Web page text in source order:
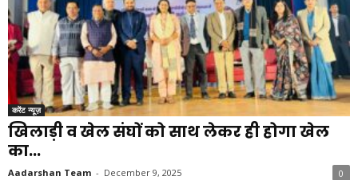
करेंट न्यूज़
खिलाड़ी व खेल संघों को साथ लेकर ही होगा खेल
का...
Aadarshan Team - December 9, 2025 0